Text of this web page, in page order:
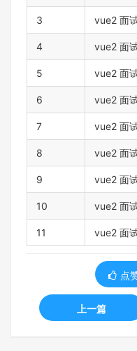
3 vue2 面
4 vue2 面
5 vue2 面
6 vue2 面
7 vue2 面
8 vue2 面
9 vue2 面
10 vue2 面
11 vue2 面
点
上一篇